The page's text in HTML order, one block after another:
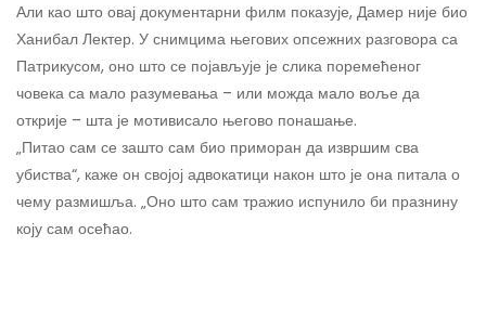
Али као што овај документарни филм показује, Дамер није био
Ханибал Лектер. У снимцима његових опсежних разговора са
Патрикусом, оно што се појављује је слика поремећеног
човека са мало разумевања – или можда мало воље да
открије – шта је мотивисало његово понашање.
„Питао сам се зашто сам био приморан да извршим сва
убиства“, каже он својој адвокатици након што је она питала о
чему размишља. „Оно што сам тражио испунило би празнину
коју сам осећао.